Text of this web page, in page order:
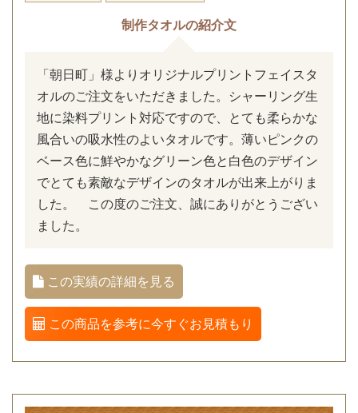
制作タオルの紹介文
「朝日町」様よりオリジナルプリントフェイスタ
オルのご注文をいただきました。シャーリング生
地に染料プリント対応ですので、とても柔らかな
風合いの吸水性のよいタオルです。薄いピンクの
ベース色に鮮やかなグリーン色と白色のデザイン
でとても素敵なデザインのタオルが出来上がりま
した。 この度のご注文、誠にありがとうござい
ました。
この実績の詳細を見る
この商品を参考に今すぐお見積もり